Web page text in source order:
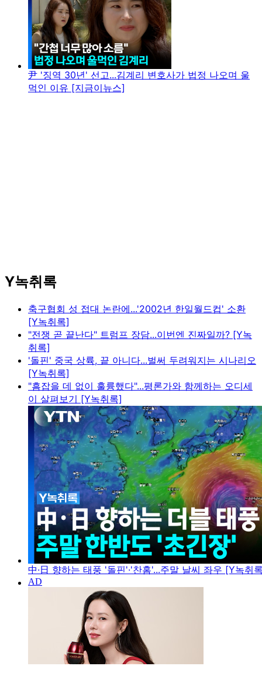
尹 '징역 30년' 선고...김계리 변호사가 법정 나오며 울
먹인 이유 [지금이뉴스]
Y녹취록
축구협회 성 접대 논란에...'2002년 한일월드컵' 소환
[Y녹취록]
"전쟁 곧 끝난다" 트럼프 장담...이번엔 진짜일까? [Y녹
취록]
'돌핀' 중국 상륙, 끝 아니다...벌써 두려워지는 시나리오
[Y녹취록]
"흠잡을 데 없이 훌륭했다"...평론가와 함께하는 오디세
이 살펴보기 [Y녹취록]
中·日 향하는 태풍 '돌핀'·'찬홈'...주말 날씨 좌우 [Y녹취